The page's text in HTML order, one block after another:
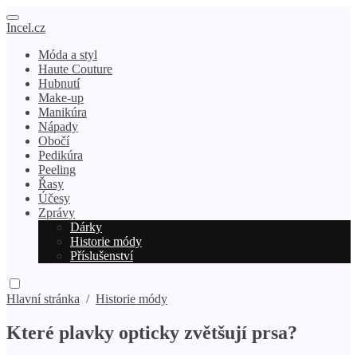
Incel.cz
Móda a styl
Haute Couture
Hubnutí
Make-up
Manikúra
Nápady
Obočí
Pedikúra
Peeling
Řasy
Účesy
Zprávy
Dárky
Historie módy
Příslušenství
Hlavní stránka / Historie módy
Které plavky opticky zvětšují prsa?